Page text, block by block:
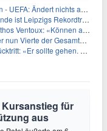
Ändert nichts an Boykott
ist Leipzigs Rekordtransfer
«Können alles schaffen»
Vierte der Gesamtwertung
«Er sollte gehen. Jetzt»
für
aus